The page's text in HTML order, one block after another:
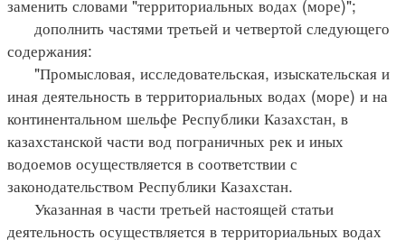
заменить словами "территориальных водах (море)";
дополнить частями третьей и четвертой следующего
содержания:
"Промысловая, исследовательская, изыскательская и
иная деятельность в территориальных водах (море) и на
континентальном шельфе Республики Казахстан, в
казахстанской части вод пограничных рек и иных
водоемов осуществляется в соответствии с
законодательством Республики Казахстан.
Указанная в части третьей настоящей статьи
деятельность осуществляется в территориальных водах